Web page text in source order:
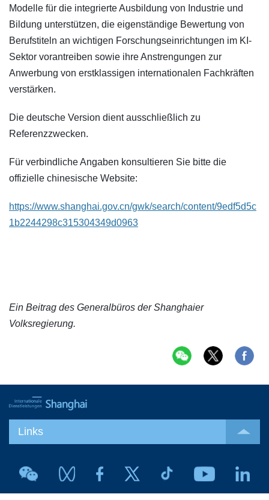
Modelle für die integrierte Ausbildung von Industrie und
Bildung unterstützen, die eigenständige Bewertung von
Berufstiteln an wichtigen Forschungseinrichtungen im KI-
Sektor vorantreiben sowie ihre Anstrengungen zur
Anwerbung von erstklassigen internationalen Fachkräften
verstärken.
Die deutsche Version dient ausschließlich zu
Referenzzwecken.
Für verbindliche Angaben konsultieren Sie bitte die
offizielle chinesische Website:
https://www.shanghai.gov.cn/gwk/search/content/9edf5d5c
1b2244298c315304349d0963
Ein Beitrag des Generalbüros der Shanghaier
Volksregierung.
Links